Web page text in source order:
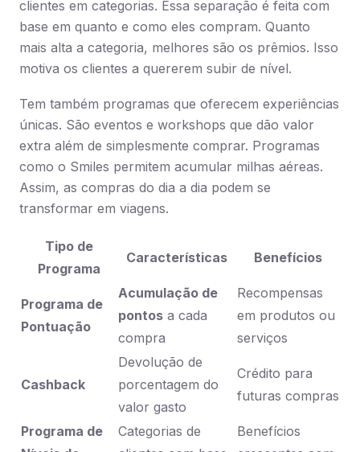
clientes em categorias. Essa separação é feita com
base em quanto e como eles compram. Quanto
mais alta a categoria, melhores são os prêmios. Isso
motiva os clientes a quererem subir de nível.
Tem também programas que oferecem experiências
únicas. São eventos e workshops que dão valor
extra além de simplesmente comprar. Programas
como o Smiles permitem acumular milhas aéreas.
Assim, as compras do dia a dia podem se
transformar em viagens.
Tipo de
Programa
Características Benefícios
Programa de
Pontuação
Acumulação de
pontos a cada
compra
Recompensas
em produtos ou
serviços
Cashback
Devolução de
porcentagem do
valor gasto
Crédito para
futuras compras
Programa de
Categorias de
Benefícios